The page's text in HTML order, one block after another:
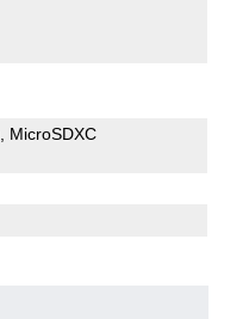
MicroSDXC